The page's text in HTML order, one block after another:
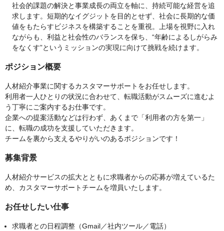
社会的課題の解決と事業成長の両立を軸に、持続可能な経営を追
求します。短期的なイグジットを目的とせず、社会に長期的な価
値をもたらすビジネスを構築することを重視。上場を視野に入れ
ながらも、利益と社会性のバランスを保ち、“年齢によるしがらみ
をなくす”というミッションの実現に向けて挑戦を続けます。
ポジション概要
人材紹介事業に関するカスタマーサポートをお任せします。
利用者一人ひとりの状況に合わせて、転職活動がスムーズに進むよ
う丁寧にご案内するお仕事です。
企業への提案活動などは行わず、あくまで「利用者の方を第一」
に、転職の成功を支援していただきます。
チームを裏から支えるやりがいのあるポジションです！
募集背景
人材紹介サービスの拡大とともに求職者からの応募が増えているた
め、カスタマーサポートチームを増員いたします。
お任せしたい仕事
求職者との日程調整（Gmail／社内ツール／電話）